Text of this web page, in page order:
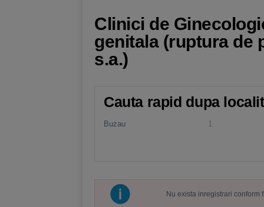
Clinici de
genitala (ruptura de
s.a.)
Cauta rapid dupa
Buzau 1
Nu exista inregistrari